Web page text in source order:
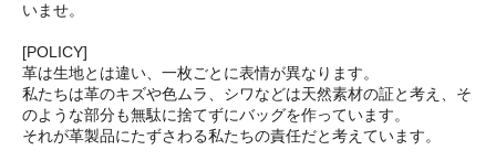
いませ。
[POLICY]
革は生地とは違い、一枚ごとに表情が異なります。
私たちは革のキズや色ムラ、シワなどは天然素材の証と考え、そ
のような部分も無駄に捨てずにバッグを作っています。
それが革製品にたずさわる私たちの責任だと考えています。